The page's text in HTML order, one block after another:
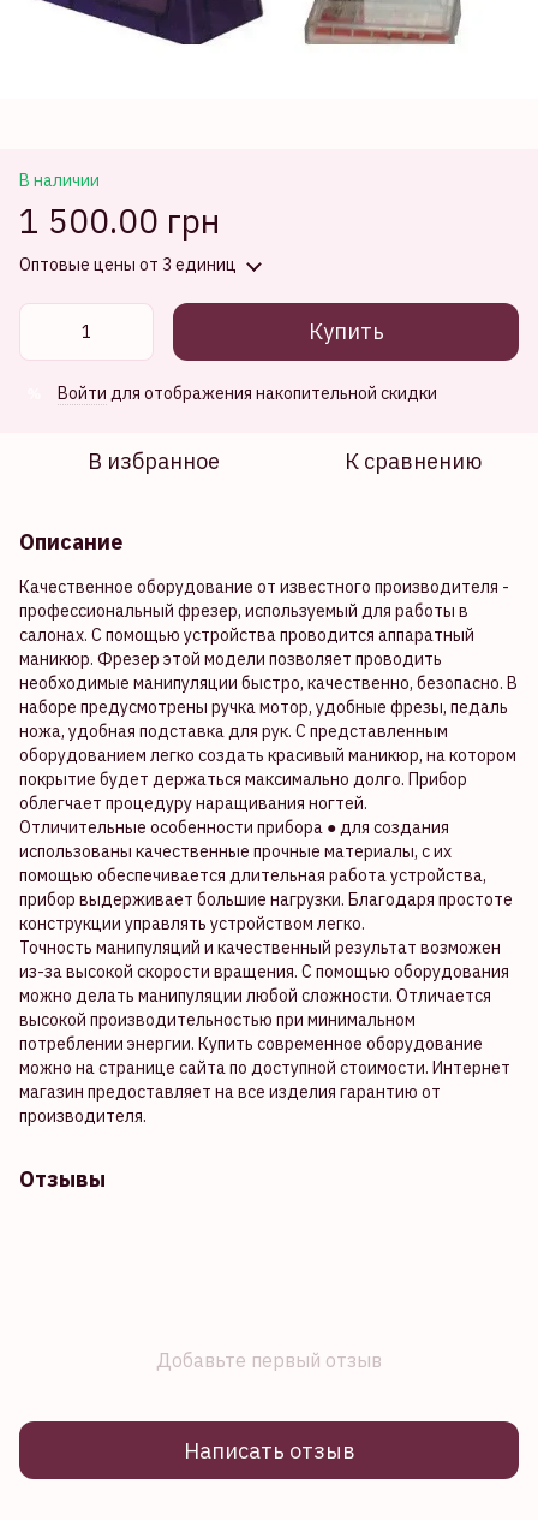
В наличии
1 500.00 грн
Оптовые цены от 3 единиц
Купить
Войти для отображения накопительной скидки
В избранное К сравнению
Описание
Качественное оборудование от известного производителя -
профессиональный фрезер, используемый для работы в
салонах. С помощью устройства проводится аппаратный
маникюр. Фрезер этой модели позволяет проводить
необходимые манипуляции быстро, качественно, безопасно. В
наборе предусмотрены ручка мотор, удобные фрезы, педаль
ножа, удобная подставка для рук. С представленным
оборудованием легко создать красивый маникюр, на котором
покрытие будет держаться максимально долго. Прибор
облегчает процедуру наращивания ногтей.
Отличительные особенности прибора ● для создания
использованы качественные прочные материалы, с их
помощью обеспечивается длительная работа устройства,
прибор выдерживает большие нагрузки. Благодаря простоте
конструкции управлять устройством легко.
Точность манипуляций и качественный результат возможен
из-за высокой скорости вращения. С помощью оборудования
можно делать манипуляции любой сложности. Отличается
высокой производительностью при минимальном
потреблении энергии. Купить современное оборудование
можно на странице сайта по доступной стоимости. Интернет
магазин предоставляет на все изделия гарантию от
производителя.
Отзывы
Добавьте первый отзыв
Написать отзыв